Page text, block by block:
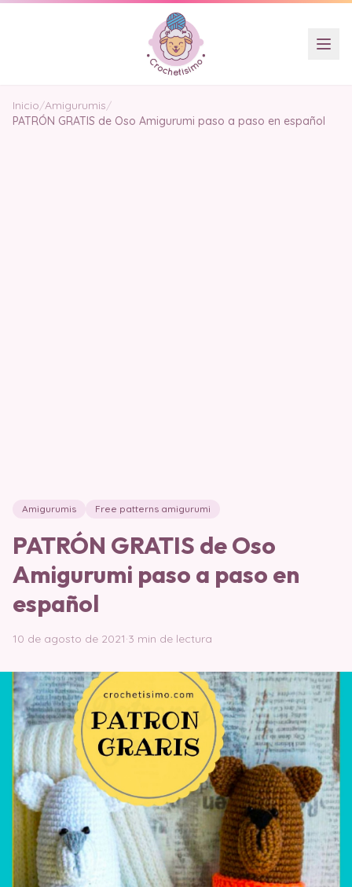
Inicio/Amigurumis/
PATRÓN GRATIS de Oso Amigurumi paso a paso en español
Amigurumis Free patterns amigurumi
PATRÓN GRATIS de Oso
Amigurumi paso a paso en
español
10 de agosto de 2021·3 min de lectura